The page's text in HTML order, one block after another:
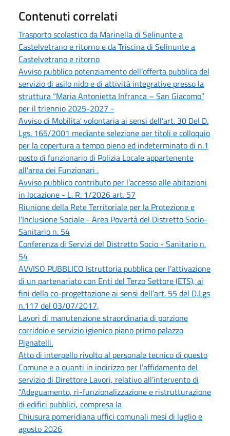
Contenuti correlati
Trasporto scolastico da Marinella di Selinunte a
Castelvetrano e ritorno e da Triscina di Selinunte a
Castelvetrano e ritorno
Avviso pubblico potenziamento dell’offerta pubblica del
servizio di asilo nido e di attività integrative presso la
struttura “Maria Antonietta Infranca – San Giacomo”
per il triennio 2025-2027 -
Avviso di Mobilita' volontaria ai sensi dell’art. 30 Del D.
Lgs. 165/2001 mediante selezione per titoli e colloquio
per la copertura a tempo pieno ed indeterminato di n.1
posto di funzionario di Polizia Locale appartenente
all'area dei Funzionari .
Avviso pubblico contributo per l’accesso alle abitazioni
in locazione - L. R. 1/2026 art. 57
Riunione della Rete Territoriale per la Protezione e
l’Inclusione Sociale - Area Povertà del Distretto Socio-
Sanitario n. 54
Conferenza di Servizi del Distretto Socio - Sanitario n.
54
AVVISO PUBBLICO Istruttoria pubblica per l’attivazione
di un partenariato con Enti del Terzo Settore (ETS), ai
fini della co-progettazione ai sensi dell’art. 55 del D.Lgs
n.117 del 03/07/2017,
Lavori di manutenzione straordinaria di porzione
corridoio e servizio igienico piano primo palazzo
Pignatelli.
Atto di interpello rivolto al personale tecnico di questo
Comune e a quanti in indirizzo per l’affidamento del
servizio di Direttore Lavori, relativo all’intervento di
“Adeguamento, ri-funzionalizzazione e ristrutturazione
di edifici pubblici, compresa la
Chiusura pomeridiana uffici comunali mesi di luglio e
agosto 2026